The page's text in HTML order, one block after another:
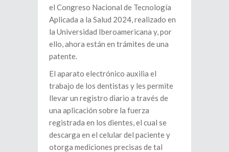
el Congreso Nacional de Tecnología
Aplicada a la Salud 2024, realizado en
la Universidad Iberoamericana y, por
ello, ahora están en trámites de una
patente.
El aparato electrónico auxilia el
trabajo de los dentistas y les permite
llevar un registro diario a través de
una aplicación sobre la fuerza
registrada en los dientes, el cual se
descarga en el celular del paciente y
otorga mediciones precisas de tal